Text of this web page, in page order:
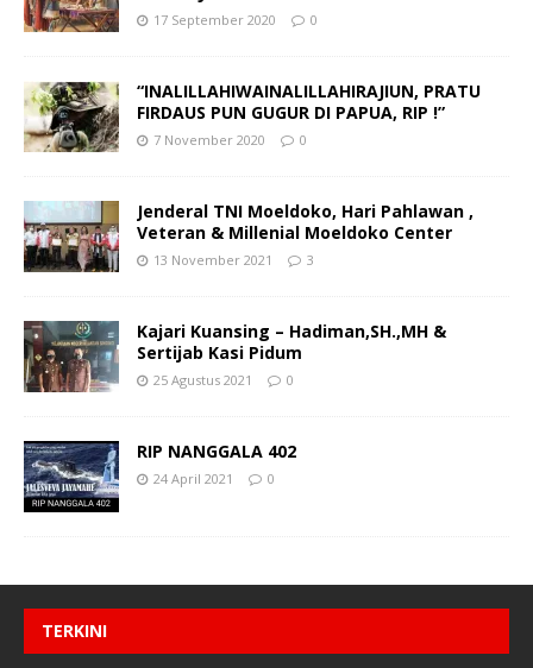
17 September 2020 0
“INALILLAHIWAINALILLAHIRAJIUN, PRATU
FIRDAUS PUN GUGUR DI PAPUA, RIP !”
7 November 2020 0
Jenderal TNI Moeldoko, Hari Pahlawan ,
Veteran & Millenial Moeldoko Center
13 November 2021 3
Kajari Kuansing – Hadiman,SH.,MH &
Sertijab Kasi Pidum
25 Agustus 2021 0
RIP NANGGALA 402
24 April 2021 0
TERKINI